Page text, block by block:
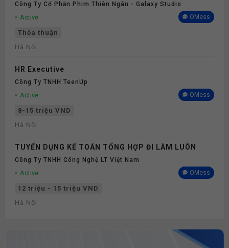
Công Ty Cổ Phần Phim Thiên Ngân - Galaxy Studio
Active OMess
Thỏa thuận
Hà Nội
HR Executive
Công Ty TNHH TeenUp
Active OMess
8-15 triệu VND
Hà Nội
TUYỂN DỤNG KẾ TOÁN TỔNG HỢP ĐI LÀM LUÔN
Công Ty TNHH Công Nghệ LT Việt Nam
Active OMess
12 triệu - 15 triệu VND
Hà Nội